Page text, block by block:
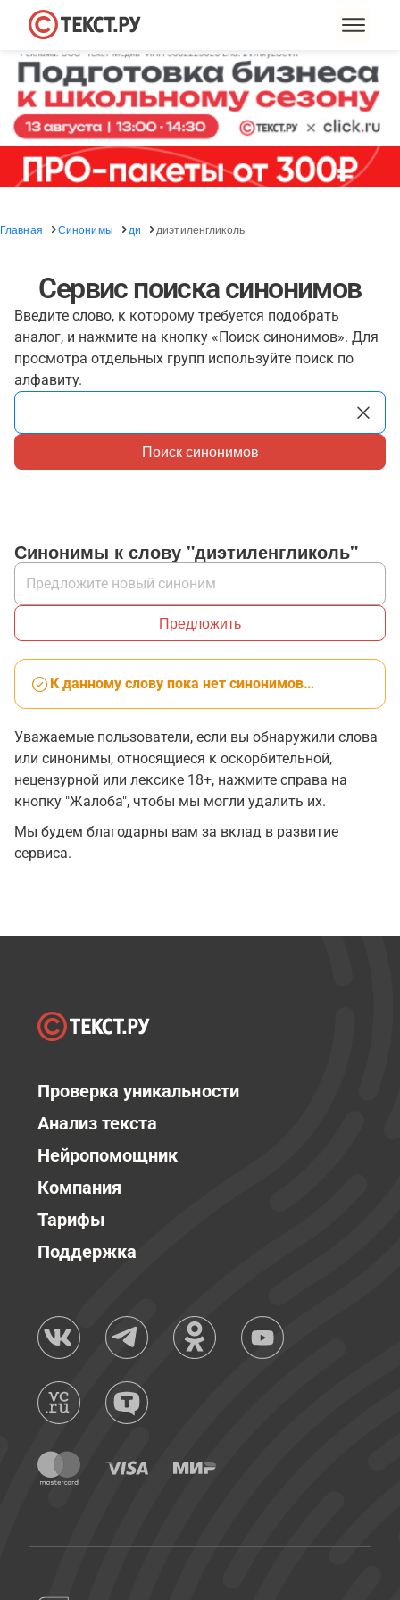
Главная Синонимы ди диэтиленгликоль
Сервис поиска синонимов
Введите слово, к которому требуется подобрать
аналог, и нажмите на кнопку «Поиск синонимов». Для
просмотра отдельных групп используйте поиск по
алфавиту.
Поиск синонимов
Синонимы к слову "диэтиленгликоль"
Предложить
К данному слову пока нет синонимов…
Уважаемые пользователи, если вы обнаружили слова
или синонимы, относящиеся к оскорбительной,
нецензурной или лексике 18+, нажмите справа на
кнопку "Жалоба", чтобы мы могли удалить их.
Мы будем благодарны вам за вклад в развитие
сервиса.
Проверка уникальности
Анализ текста
Нейропомощник
Компания
Тарифы
Поддержка